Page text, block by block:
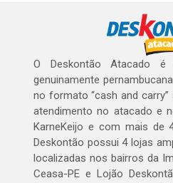
O Deskontão Atacado é
genuinamente
no formato “cash and
atendimento no atacado e
KarneKeijo e com mais de
Deskontão possui 4 lojas
localizadas nos bairros da
Ceasa-PE e Lojão